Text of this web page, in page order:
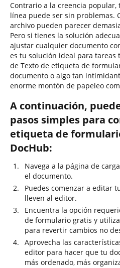
Contrario a la creencia
línea puede ser sin problemas.
archivo pueden parecer
Pero si tienes la solución
ajustar cualquier documento
es tu solución ideal para tareas
de Texto de etiqueta de
documento o algo tan
enorme montón de papeleo
A continuación,
pasos simples para
etiqueta de
DocHub:
Navega a la página de
el documento.
Puedes comenzar a editar
lleven al editor.
Encuentra la opción
de formulario gratis y
para revertir cambios no
Aprovecha las
editor para hacer que tu
más ordenado, más